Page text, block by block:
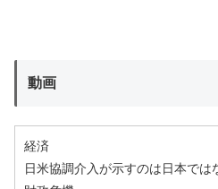
動画
経済
日米協調介入が示すのは日本では